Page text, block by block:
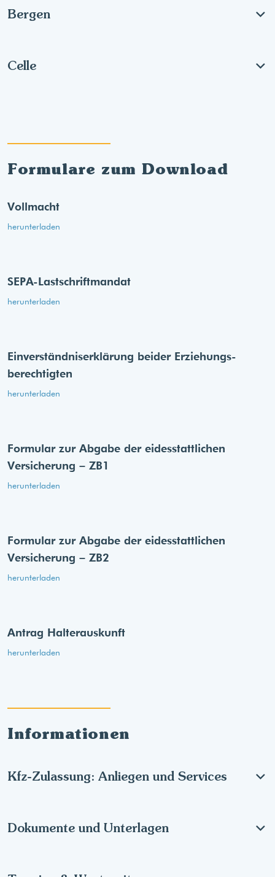
Informationen
Kfz-Zulassung: Anliegen und Services
Dokumente und Unterlagen
Bergen
Celle
Formulare zum Download
Vollmacht
herunterladen
SEPA-Lastschriftmandat
herunterladen
Einverständnis­erklärung beider Erziehungs­
berechtigten
herunterladen
Formular zur Abgabe der eides­stattlichen
Versicherung – ZB1
herunterladen
Formular zur Abgabe der eides­stattlichen
Versicherung – ZB2
herunterladen
Antrag Halterauskunft
herunterladen